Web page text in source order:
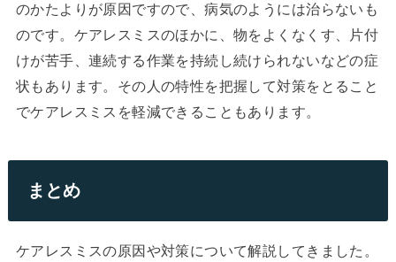
のかたよりが原因ですので、病気のようには治らないも
のです。ケアレスミスのほかに、物をよくなくす、片付
けが苦手、連続する作業を持続し続けられないなどの症
状もあります。その人の特性を把握して対策をとること
でケアレスミスを軽減できることもあります。
まとめ
ケアレスミスの原因や対策について解説してきました。